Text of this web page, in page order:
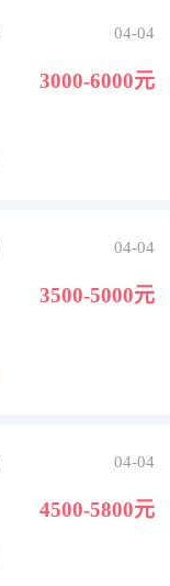
04-04
3000-6000元
04-04
3500-5000元
04-04
4500-5800元